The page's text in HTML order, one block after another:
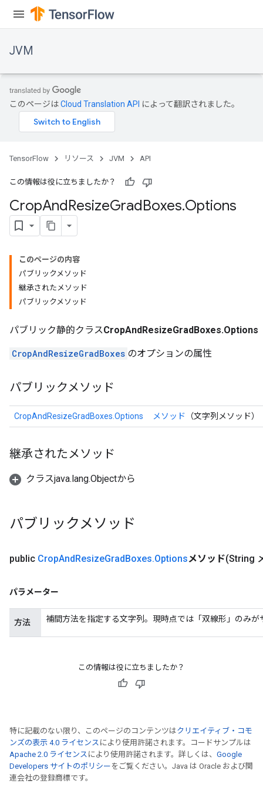
JVM
このページはCloud Translation API によって翻訳されました。
TensorFlow リソース JVM API
この情報は役に立ちましたか？
CropAndResizeGradBoxes.Options
このページの内容
パブリックメソッド
継承されたメソッド
パブリックメソッド
パブリック静的クラスCropAndResizeGradBoxes.Options
CropAndResizeGradBoxes のオプションの属性
パブリックメソッド
CropAndResizeGradBoxes.Options メソッド （文字列メソッド）
継承されたメソッド
クラスjava.lang.Objectから
パブリックメソッド
public CropAndResizeGradBoxes.Optionsメソッド(String
パラメーター
方法 補間方法を指定する文字列。現時点では「双線形」のみが
この情報は役に立ちましたか？
特に記載のない限り、このページのコンテンツはクリエイティブ・コモ
ンズの表示 4.0 ライセンス により使用許諾されます。コードサンプルは
Apache 2.0 ライセンス により使用許諾されます。詳しくは、 Google
Developers サイトのポリシー をご覧ください。Java は Oracle および関
連会社の登録商標です。